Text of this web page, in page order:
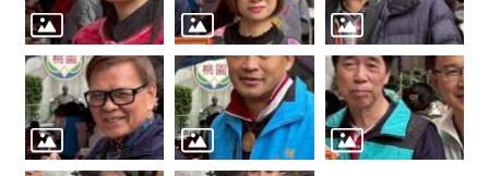
常
見
問
題
桃
園
市